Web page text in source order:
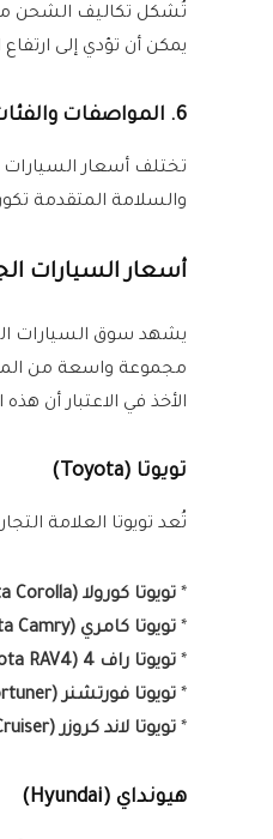
تُشكل تكاليف الشحن من
يمكن أن تؤدي إلى ارتفاع
6. المواصفات والفئات
تختلف أسعار السيارات
والسلامة المتقدمة
أسعار السيارات
يشهد سوق السيارات
مجموعة واسعة من
الأخذ في الاعتبار أن
تويوتا (Toyota)
تُعد تويوتا العلامة
* تويوتا كورولا (Toyota Corolla):
* تويوتا كامري (Toyota Camry):
* تويوتا راف 4 (Toyota RAV4):
* تويوتا فورتشنر (Toyota Fortuner):
* تويوتا لاند كروزر (Toyota Land Cruiser):
هيونداي (Hyundai)